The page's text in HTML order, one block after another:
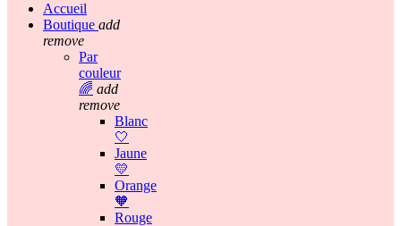
Accueil
Boutique add
remove
Par
couleur
🌈 add
remove
Blanc
🤍
Jaune
💛
Orange
🧡
Rouge